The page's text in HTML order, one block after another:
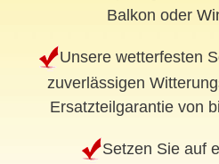
Balkon oder
Unsere wetterfesten
zuverlässigen
Ersatzteilgarantie von
Setzen Sie auf